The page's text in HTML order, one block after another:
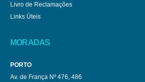
Livro de Reclamações
Links Úteis
MORADAS
PORTO
Av. de França Nº 476, 486